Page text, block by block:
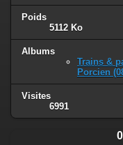
Poids
5112 Ko
Albums
Trains &
Porcien
Visites
6991